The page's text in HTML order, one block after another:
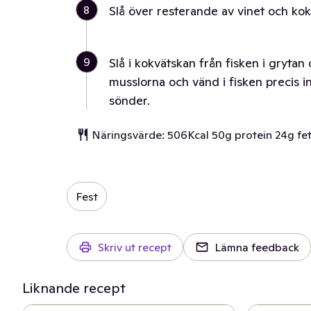
8 Slå över resterande av vinet och
9
Slå i kokvätskan från fisken i grytan
musslorna och vänd i fisken precis
sönder.
Näringsvärde: 506Kcal 50g protein 24g
Fest
Skriv ut recept Lämna feedback
Liknande recept